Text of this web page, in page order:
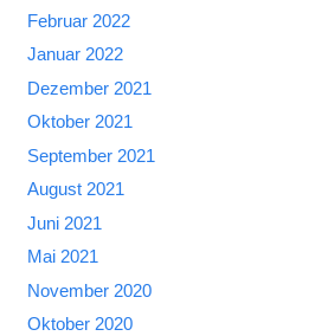
Februar 2022
Januar 2022
Dezember 2021
Oktober 2021
September 2021
August 2021
Juni 2021
Mai 2021
November 2020
Oktober 2020